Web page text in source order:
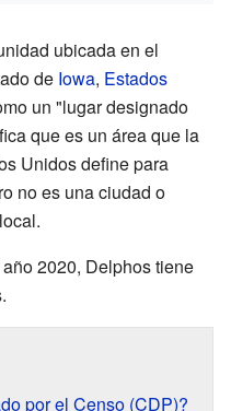
ubicada en el
de Iowa, Estados
un "lugar designado
que es un área que la
Unidos define para
no es una ciudad o
2020, Delphos tiene
por el Censo (CDP)?